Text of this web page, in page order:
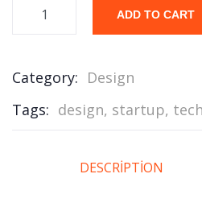
ADD TO CART
Category: Design
Tags: design, startup,
DESCRIPTION